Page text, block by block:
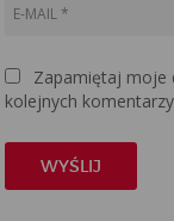
Zapamiętaj moje
kolejnych